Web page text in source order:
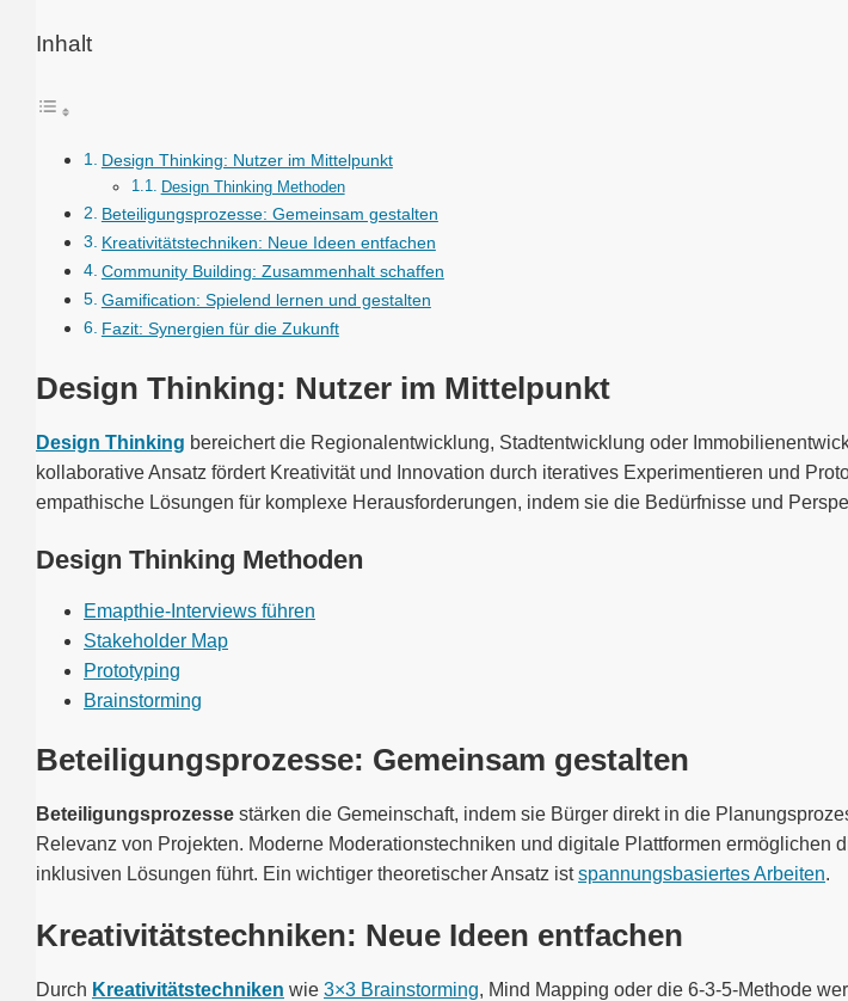
Inhalt
Design Thinking: Nutzer im Mittelpunkt
Design Thinking Methoden
Beteiligungsprozesse: Gemeinsam gestalten
Kreativitätstechniken: Neue Ideen entfachen
Community Building: Zusammenhalt schaffen
Gamification: Spielend lernen und gestalten
Fazit: Synergien für die Zukunft
Design Thinking: Nutzer im Mittelpunkt
Design Thinking bereichert die Regionalentwicklung, Stadtentwicklung oder
kollaborative Ansatz fördert Kreativität und Innovation durch iteratives Experimentieren und
empathische Lösungen für komplexe Herausforderungen, indem sie die Bedürfnisse und
Design Thinking Methoden
Emapthie-Interviews führen
Stakeholder Map
Prototyping
Brainstorming
Beteiligungsprozesse: Gemeinsam gestalten
Beteiligungsprozesse stärken die Gemeinschaft, indem sie Bürger direkt in die
Relevanz von Projekten. Moderne Moderationstechniken und digitale Plattformen ermöglichen
inklusiven Lösungen führt. Ein wichtiger theoretischer Ansatz istspannungsbasiertes Arbeiten.
Kreativitätstechniken: Neue Ideen entfachen
Durch Kreativitätstechniken wie 3×3 Brainstorming, Mind Mapping oder die 6-3-5-Methode